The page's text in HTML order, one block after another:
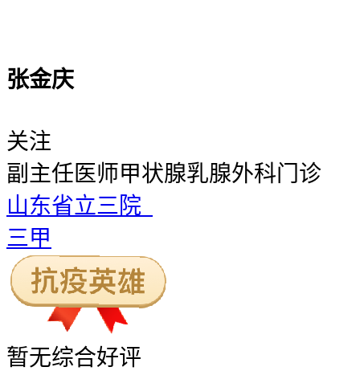
张金庆
关注
副主任医师甲状腺乳腺外科门诊
山东省立三院
三甲
暂无综合好评